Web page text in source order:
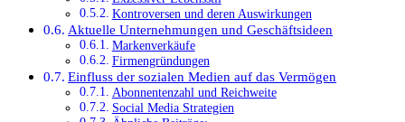
Kontroversen und deren Auswirkungen
Aktuelle Unternehmungen und Geschäftsideen
Markenverkäufe
Firmengründungen
Einfluss der sozialen Medien auf das Vermögen
Abonnentenzahl und Reichweite
Social Media Strategien